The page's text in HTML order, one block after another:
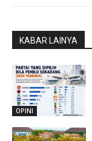
KABAR LAINYA
OPINI